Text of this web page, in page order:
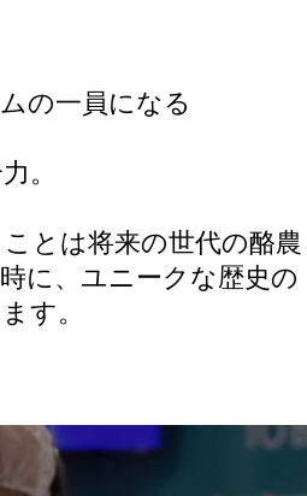
の一員になる
。
とは将来の世代の酪農
に、ユニークな歴史の
す。